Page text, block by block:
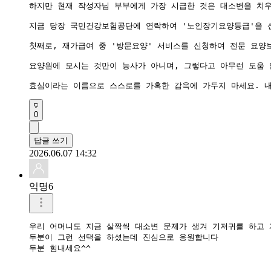
하지만 현재 작성자님 부부에게 가장 시급한 것은 대소변을
지금 당장 국민건강보험공단에 연락하여 '노인장기요양등급'
첫째로, 재가급여 중 '방문요양' 서비스를 신청하여 전문 요양
요양원에 모시는 것만이 능사가 아니며, 그렇다고 아무런 도
효심이라는 이름으로 스스로를 가혹한 감옥에 가두지 마세요
0
답글 쓰기
2026.06.07 14:32
익명6
우리 어머니도 지금 살짝씩 대소변 문제가 생겨 기저귀를 하고
두분이 그런 선택을 하셨는데 진심으로 응원합니다
두분 힘내세요^^